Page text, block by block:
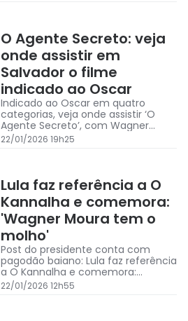
O Agente Secreto: veja
onde assistir em
Salvador o filme
indicado ao Oscar
Indicado ao Oscar em quatro
categorias, veja onde assistir ‘O
Agente Secreto’, com Wagner
Moura, em Salvador
22/01/2026 19h25
Lula faz referência a O
Kannalha e comemora:
'Wagner Moura tem o
molho'
Post do presidente conta com
pagodão baiano: Lula faz referência
a O Kannalha e comemora:
“Wagner Moura tem o molho”
22/01/2026 12h55